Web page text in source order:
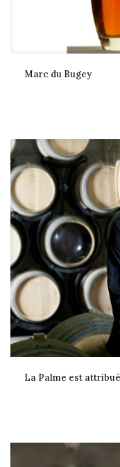
Marc du Bugey
La Palme est